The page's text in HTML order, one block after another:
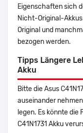
Eigenschaften sich
Nicht-Original-
Original und
bezogen werden.
Tipps Längere
Akku
Bitte die Asus
auseinander
legen. Es könnte
C41N1731 Akku